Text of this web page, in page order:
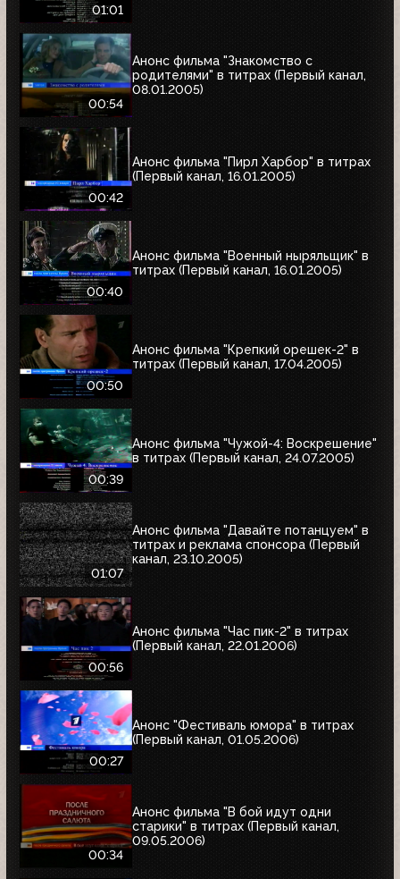
01:01
00:54
Анонс фильма "Знакомство с
родителями" в титрах (Первый канал,
08.01.2005)
00:42
Анонс фильма "Пирл Харбор" в титрах
(Первый канал, 16.01.2005)
00:40
Анонс фильма "Военный ныряльщик" в
титрах (Первый канал, 16.01.2005)
00:50
Анонс фильма "Крепкий орешек-2" в
титрах (Первый канал, 17.04.2005)
00:39
Анонс фильма "Чужой-4: Воскрешение"
в титрах (Первый канал, 24.07.2005)
01:07
Анонс фильма "Давайте потанцуем" в
титрах и реклама спонсора (Первый
канал, 23.10.2005)
00:56
Анонс фильма "Час пик-2" в титрах
(Первый канал, 22.01.2006)
00:27
Анонс "Фестиваль юмора" в титрах
(Первый канал, 01.05.2006)
00:34
Анонс фильма "В бой идут одни
старики" в титрах (Первый канал,
09.05.2006)